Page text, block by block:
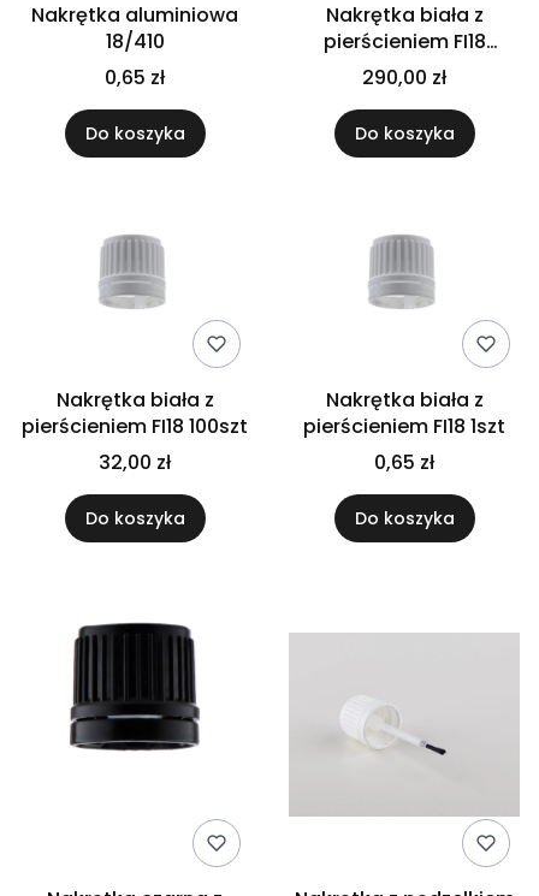
Nakrętka aluminiowa
18/410
0,65 zł
Do koszyka
Nakrętka biała z
pierścieniem FI18
1000szt
290,00 zł
Do koszyka
Nakrętka biała z
pierścieniem FI18 100szt
32,00 zł
Do koszyka
Nakrętka biała z
pierścieniem FI18 1szt
0,65 zł
Do koszyka